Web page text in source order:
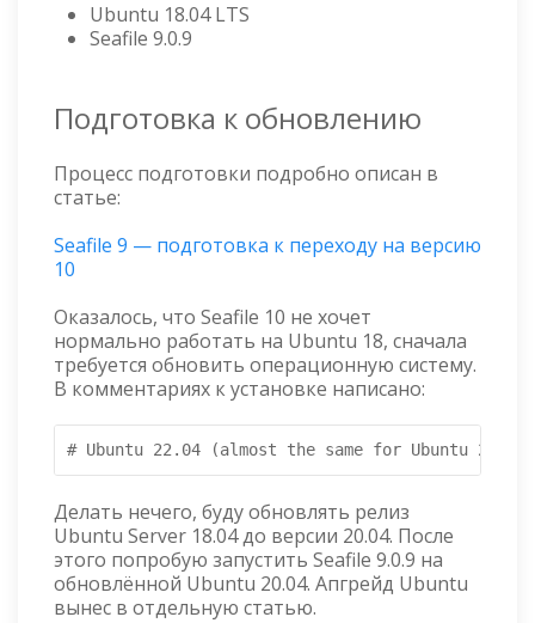
Ubuntu 18.04 LTS
Seafile 9.0.9
Подготовка к обновлению
Процесс подготовки подробно описан в
статье:
Seafile 9 — подготовка к переходу на версию
10
Оказалось, что Seafile 10 не хочет
нормально работать на Ubuntu 18, сначала
требуется обновить операционную систему.
В комментариях к установке написано:
# Ubuntu 22.04 (almost the same for Ubuntu 20.04
Делать нечего, буду обновлять релиз
Ubuntu Server 18.04 до версии 20.04. После
этого попробую запустить Seafile 9.0.9 на
обновлённой Ubuntu 20.04. Апгрейд Ubuntu
вынес в отдельную статью.